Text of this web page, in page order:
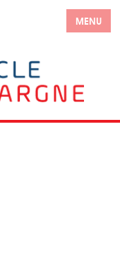
MENU